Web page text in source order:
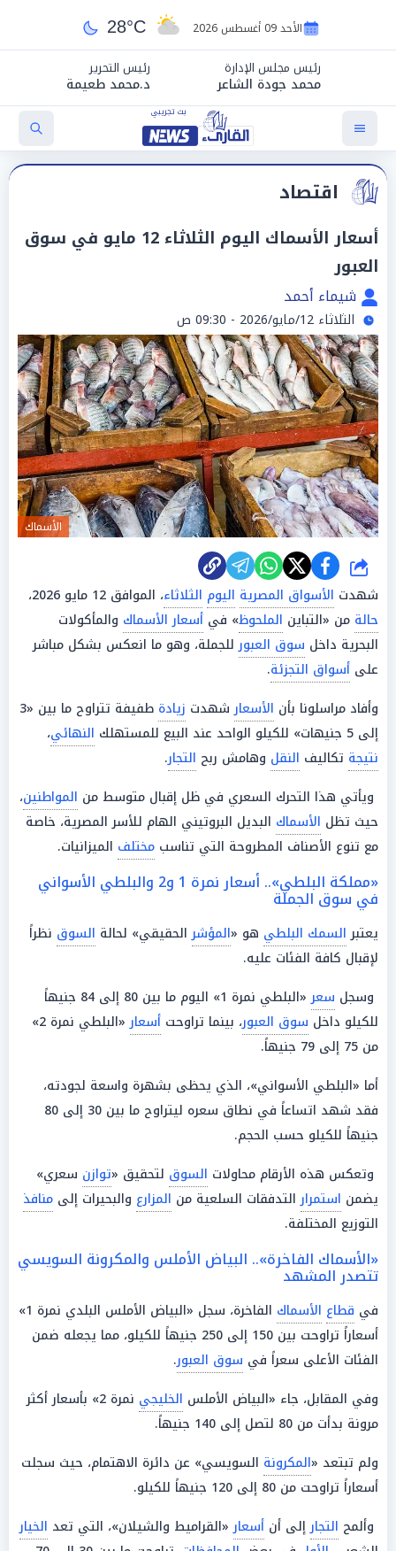
الأحد 09 أغسطس 2026 28°C
رئيس مجلس الإدارة
محمد جودة الشاعر
رئيس التحرير
د.محمد طعيمة
اقتصاد
أسعار الأسماك اليوم الثلاثاء 12 مايو في سوق
العبور
شيماء أحمد
الثلاثاء 12/مايو/2026 - 09:30 ص
الأسماك
شارك
شهدت الأسواق المصرية اليوم الثلاثاء، الموافق 12 مايو 2026،
حالة من «التباين الملحوظ» في أسعار الأسماك والمأكولات
البحرية داخل سوق العبورللجملة، وهو ما انعكس بشكل مباشر
على أسواق التجزئة.
وأفاد مراسلونا بأن الأسعارشهدت زيادة
طفيفة تتراوح ما بين «3
إلى 5 جنيهات» للكيلو الواحد عند البيع للمستهلك
النهائي،
نتيجة تكاليف النقل وهامش ربح التجار.
ويأتي هذا التحرك السعري في ظل إقبال متوسط من المواطنين،
حيث تظل الأسماك البديل البروتيني الهام للأسر المصرية، خاصة
مع تنوع الأصناف المطروحة التي تناسب مختلف الميزانيات.
«مملكة البلطي».. أسعار نمرة 1 و2 والبلطي الأسواني
في سوق الجملة
يعتبرالسمك البلطي هو «المؤشرالحقيقي» لحالة السوق نظراً
لإقبال كافة الفئات عليه.
وسجل سعر
«البلطي نمرة 1» اليوم ما بين 80 إلى 84 جنيهاً
للكيلو داخل سوق العبور، بينما تراوحت أسعار
«البلطي نمرة 2»
من 75 إلى 79 جنيهاً.
أما «البلطي الأسواني»، الذي يحظى بشهرة واسعة لجودته،
فقد شهد اتساعاً في نطاق سعره ليتراوح ما بين 30 إلى 80
جنيهاً للكيلو حسب الحجم.
وتعكس هذه الأرقام محاولات السوق لتحقيق «توازن سعري»
يضمن استمرارالتدفقات السلعية من المزارع والبحيرات إلى منافذ
التوزيع المختلفة.
«الأسماك الفاخرة».. البياض الأملس والمكرونة السويسي
تتصدر المشهد
في قطاع الأسماك
الفاخرة، سجل «البياض الأملس البلدي نمرة 1»
أسعاراً تراوحت بين 150 إلى 250 جنيهاً للكيلو، مما يجعله ضمن
الفئات الأعلى سعراً في سوق العبور.
وفي المقابل، جاء «البياض الأملس الخليجي
نمرة 2» بأسعار أكثر
مرونة بدأت من 80 لتصل إلى 140 جنيهاً.
ولم تبتعد «المكرونة السويسي» عن دائرة الاهتمام، حيث سجلت
أسعاراً تراوحت من 80 إلى 120 جنيهاً للكيلو.
وألمح التجارإلى أن أسعار«القراميط والشيلان»، التي تعد الخيار